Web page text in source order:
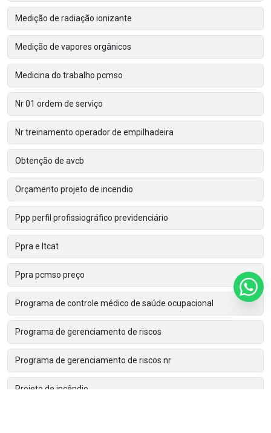
Medição de radiação ionizante
Medição de vapores orgânicos
Medicina do trabalho pcmso
Nr 01 ordem de serviço
Nr treinamento operador de empilhadeira
Obtenção de avcb
Orçamento projeto de incendio
Ppp perfil profissiográfico previdenciário
Ppra e ltcat
Ppra pcmso preço
Programa de controle médico de saúde ocupacional
Programa de gerenciamento de riscos
Programa de gerenciamento de riscos nr
Projeto de incêndio